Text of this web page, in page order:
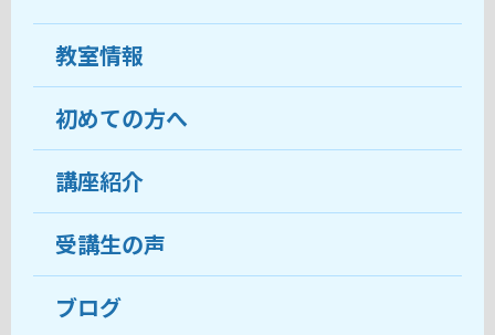
教室情報
教室について
受講生の声
おすすめ・人気の講座
目的から講座を探す
初めての方へ
ココがおすすめ
料金
受講までの流れ
講座紹介
受講生の声
ブログ